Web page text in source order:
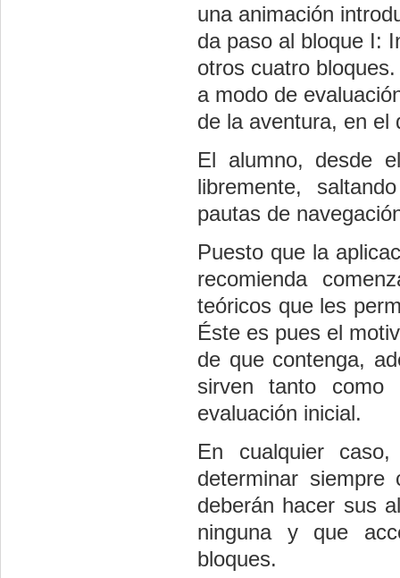
una animación
da paso al bloque I:
otros cuatro
a modo de
de la aventura, en el
El alumno, desde
libremente,
pautas de
Puesto que la
recomienda
teóricos que les
Éste es pues el
de que contenga,
sirven tanto como
evaluación inicial.
En cualquier
determinar
deberán hacer sus
ninguna y que
bloques.